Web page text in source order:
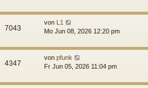
7043
von L1
Mo Jun 08, 2026 12:20 pm
4347
von pfunk
Fr Jun 05, 2026 11:04 pm